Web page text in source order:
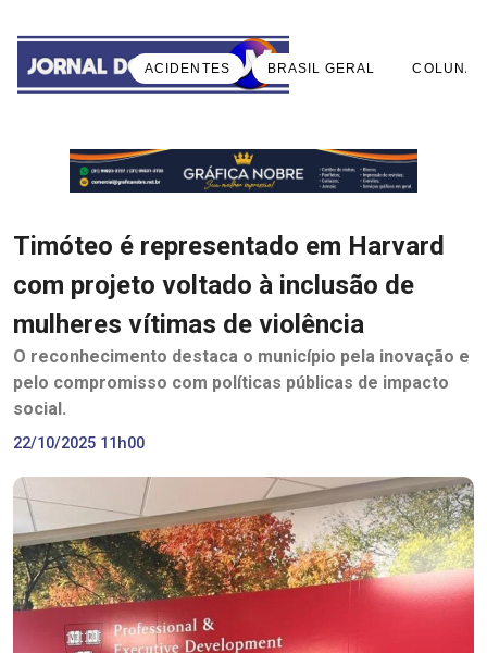
ACIDENTES BRASIL GERAL COLUNA
Timóteo é representado em Harvard
com projeto voltado à inclusão de
mulheres vítimas de violência
O reconhecimento destaca o município pela inovação e
pelo compromisso com políticas públicas de impacto
social.
22/10/2025 11h00